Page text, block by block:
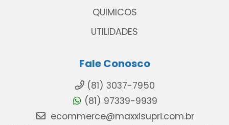
QUIMICOS
UTILIDADES
Fale Conosco
(81) 3037-7950
(81) 97339-9939
ecommerce@maxxisupri.com.br